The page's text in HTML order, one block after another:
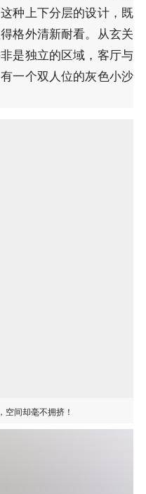
种上下分层的设计，既
格外清新耐看。从玄关
是独立的区域，客厅与
一个双人位的灰色小沙
间却毫不拥挤！